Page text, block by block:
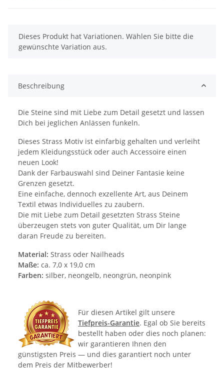
x
Dieses Produkt hat Variationen. Wählen Sie bitte die
gewünschte Variation aus.
Beschreibung
Die Steine sind mit Liebe zum Detail gesetzt und lassen
Dich bei jeglichen Anlässen funkeln.
Dieses Strass Motiv ist einfarbig gehalten und verleiht
jedem Kleidungsstück oder auch Accessoire einen
neuen Look!
Dank der Farbauswahl sind Deiner Fantasie keine
Grenzen gesetzt.
Eine einfache, dennoch exzellente Art, aus Deinem
Textil etwas Individuelles zu zaubern.
Die mit Liebe zum Detail gesetzten Strass Steine
überzeugen stets von guter Qualität, um Dir lange
daran Freude zu bereiten.
Material: Strass oder Nailheads
Maße: ca. 7,0 x 19,0 cm
Farben: silber, neongelb, neongrün, neonpink
Für diesen Artikel gilt unsere
Tiefpreis-Garantie. Egal ob Sie bereits
bestellt haben oder dies noch planen:
wir garantieren Ihnen den
günstigsten Preis — und dies garantiert noch unter
dem Preis der Mitbewerber!